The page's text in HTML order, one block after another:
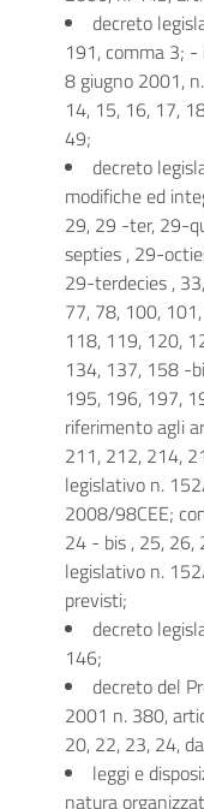
decreto
191, comma 3; -
8 giugno 2001,
14, 15, 16, 17,
49;
decreto
modifiche ed
29, 29 -ter, 29-
septies , 29-
29-terdecies ,
77, 78, 100,
118, 119, 120,
134, 137, 158 -
195, 196, 197,
riferimento agli
211, 212, 214,
legislativo n.
2008/98CEE;
24 - bis , 25, 26,
legislativo n.
previsti;
decreto
146;
decreto del
2001 n. 380,
20, 22, 23, 24,
leggi e
natura